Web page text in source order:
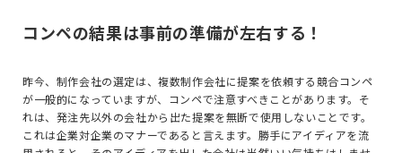
コンペの結果は事前の準備が左右する！
昨今、制作会社の選定は、複数制作会社に提案を依頼する競合コンペ
が一般的になっていますが、コンペで注意すべきことがあります。そ
れは、発注先以外の会社から出た提案を無断で使用しないことです。
これは企業対企業のマナーであると言えます。勝手にアイディアを流